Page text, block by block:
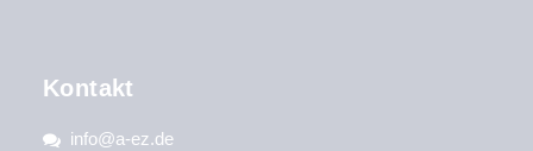
Kontakt
info@a-ez.de